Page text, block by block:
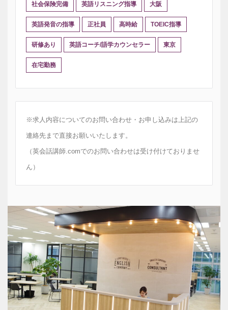
社会保険完備 英語リスニング指導 大阪
英語発音の指導 正社員 高時給 TOEIC指導
研修あり 英語コーチ/語学カウンセラー 東京
在宅勤務
※求人内容についてのお問い合わせ・お申し込みは上記の
連絡先まで直接お願いいたします。
（英会話講師.comでのお問い合わせは受け付けておりませ
ん）